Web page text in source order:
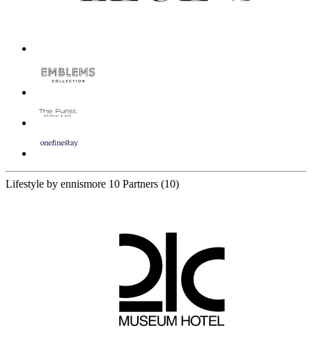
Lifestyle by ennismore 10 Partners (10)